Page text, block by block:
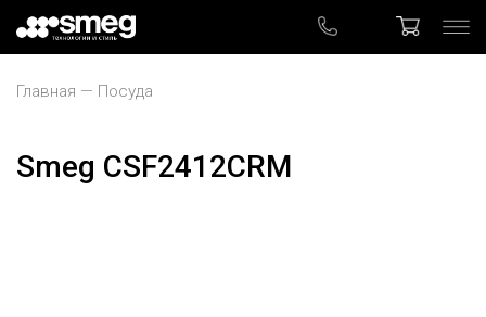
Главная Посуда
Smeg CSF2412CRM